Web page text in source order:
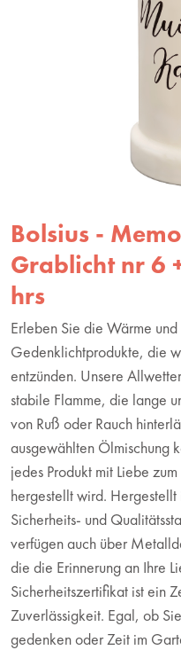
Bolsius -
Grablicht nr 6
hrs
Erleben Sie die Wärme
Gedenklichtprodukte, die
entzünden. Unsere
stabile Flamme, die lange
von Ruß oder Rauch
ausgewählten Ölmischung
jedes Produkt mit Liebe
hergestellt wird.
Sicherheits- und
verfügen auch über
die die Erinnerung an Ihre
Sicherheitszertifikat ist ein
Zuverlässigkeit. Egal, ob
gedenken oder Zeit im